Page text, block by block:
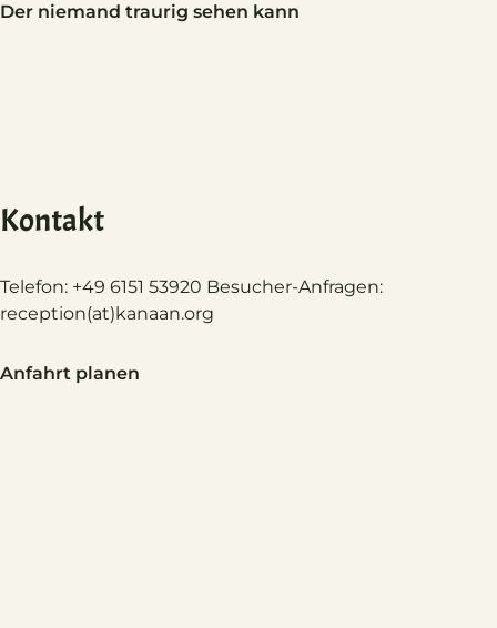
Der niemand traurig sehen kann
Kontakt
Telefon: +49 6151 53920 Besucher-Anfragen:
reception(at)kanaan.org
Anfahrt planen